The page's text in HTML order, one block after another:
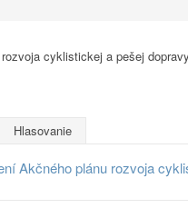
cyklistickej a pešej
Hlasovanie
Akčného plánu rozvoja